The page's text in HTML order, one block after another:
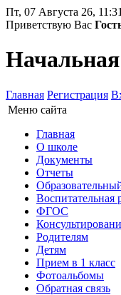
Пт, 07 Августа 26, 11:31
Приветствую Вас
Главная Регистрация
Меню сайта
Главная
О школе
Документы
Отчеты
Воспитательная
ФГОС
Родителям
Детям
Прием в 1 класс
Фотоальбомы
Обратная связь